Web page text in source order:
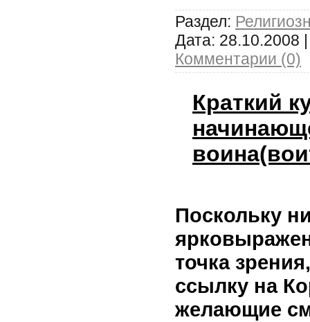
Раздел:
Дата: 28.10.2008
Комментарии (0)
Краткий
Поскольку
точка
ссылку на
желающие